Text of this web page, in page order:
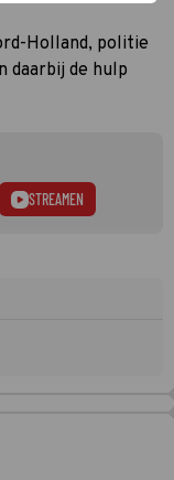
Holland, politie
daarbij de hulp
STREAMEN